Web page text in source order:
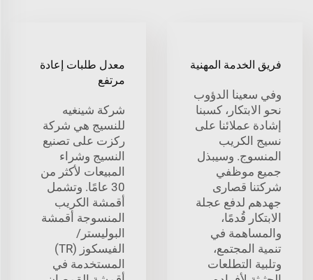
فريق الخدمة المهنية
وفي سعينا الدؤوب
نحو الابتكار، كسبنا
إشادة عملائنا على
نسيج الكريب
المنسوج. وسيبذل
جميع موظفي
شركتنا قصارى
جهدهم لدفع عجلة
الابتكار قُدمًا،
والمساهمة في
تنمية المجتمع،
وتلبية التطلعات
معدل طلبات إعادة
مرتفع
شركة شينغيه
للنسيج هي شركة
ركزت على تصنيع
النسيج وشراء
المبيعات لأكثر من
30 عامًا. وتشمل
أقمشة الكريب
المنسوجة أقمشة
البوليستر/
الفيسكوز (TR)
المستخدمة في